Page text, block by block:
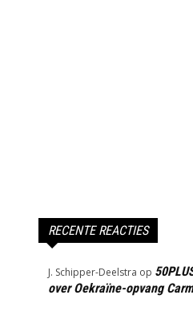
RECENTE REACTIES
J. Schipper-Deelstra op
over Oekraïne-opvang